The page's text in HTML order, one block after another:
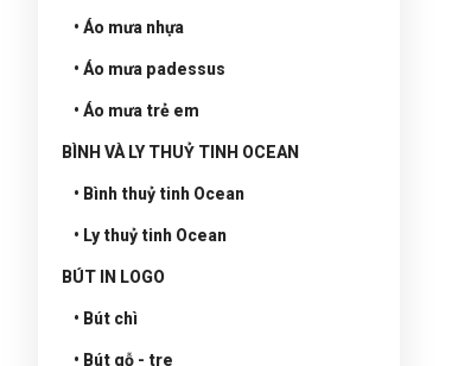
• Áo mưa nhựa
• Áo mưa padessus
• Áo mưa trẻ em
BÌNH VÀ LY THUỶ TINH OCEAN
• Bình thuỷ tinh Ocean
• Ly thuỷ tinh Ocean
BÚT IN LOGO
• Bút chì
• Bút gỗ - tre